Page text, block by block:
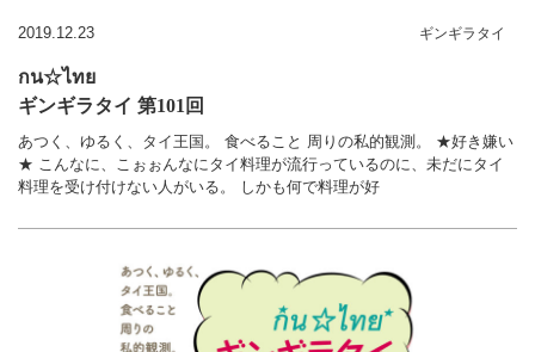
2019.12.23 ギンギラタイ
กน☆ไทย
ギンギラタイ 第101回
あつく、ゆるく、タイ王国。 食べること 周りの私的観測。 ★好き嫌い
★ こんなに、こぉぉんなにタイ料理が流行っているのに、未だにタイ
料理を受け付けない人がいる。 しかも何で料理が好